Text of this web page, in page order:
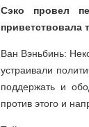
Сэко провел
приветствовала
Ван Вэньбинь:
устраивали
поддержать и
против этого и